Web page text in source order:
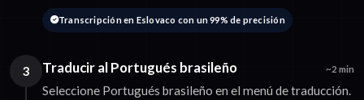
Transcripción en Eslovaco con un 99% de precisión
3 Traducir al Portugués brasileño ~2 min
Seleccione Portugués brasileño en el menú de traducción.